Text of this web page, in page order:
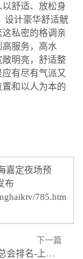
舒适、放松身
设计豪华舒适觥
私密的格调亲
服务，高水
明亮，舒适整
有尽有气派又
和以人为本的
嘉定夜场预
布
785.htm
下一篇
嘉定十大夜总会排行榜